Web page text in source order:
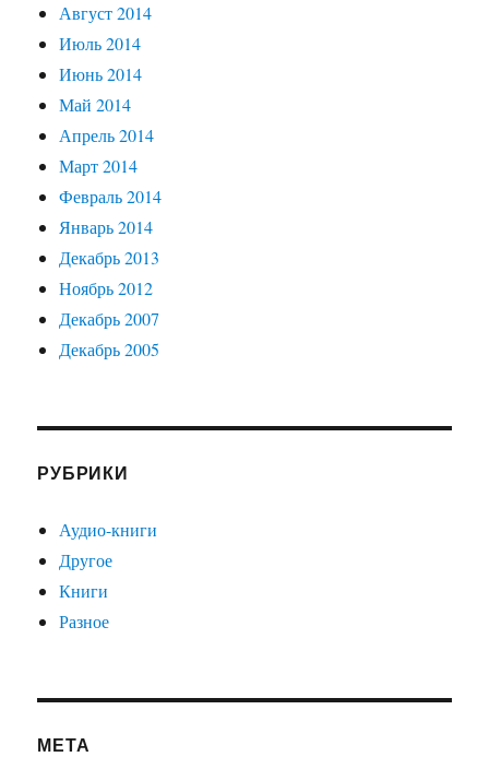
Август 2014
Июль 2014
Июнь 2014
Май 2014
Апрель 2014
Март 2014
Февраль 2014
Январь 2014
Декабрь 2013
Ноябрь 2012
Декабрь 2007
Декабрь 2005
РУБРИКИ
Аудио-книги
Другое
Книги
Разное
МЕТА